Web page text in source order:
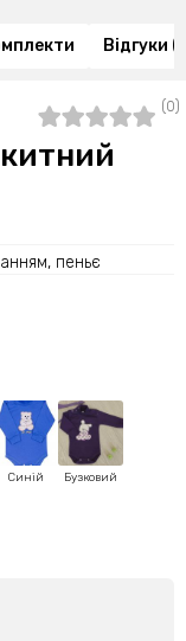
Відгуки
(0)
пеньє
Синій Бузковий